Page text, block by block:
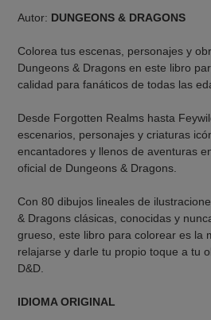
carrito
Autor: DUNGEONS & DRAGONS
Colorea tus escenas, personajes y
Dungeons & Dragons en este libro
calidad para fanáticos de todas las
Desde Forgotten Realms hasta
escenarios, personajes y criaturas
encantadores y llenos de aventuras
oficial de Dungeons & Dragons.
Con 80 dibujos lineales de
& Dragons clásicas, conocidas y
grueso, este libro para colorear es la
relajarse y darle tu propio toque a tu
D&D.
IDIOMA ORIGINAL